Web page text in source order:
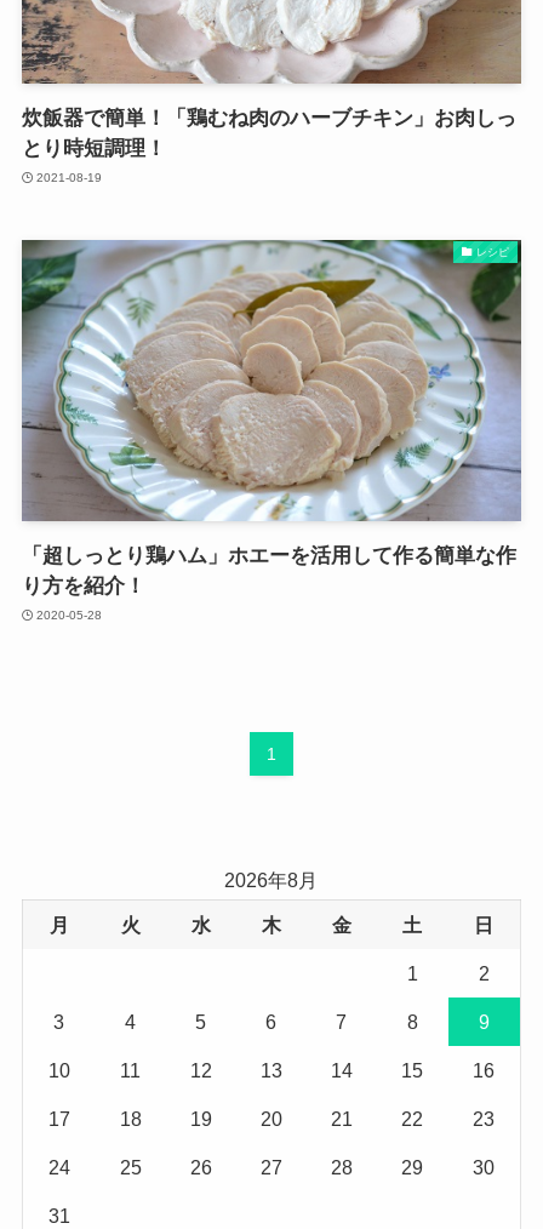
炊飯器で簡単！「鶏むね肉のハーブチキン」お肉しっ
とり時短調理！
2021-08-19
レシピ
「超しっとり鶏ハム」ホエーを活用して作る簡単な作
り方を紹介！
2020-05-28
1
2026年8月
月 火 水 木 金 土 日
1 2
3 4 5 6 7 8 9
10 11 12 13 14 15 16
17 18 19 20 21 22 23
24 25 26 27 28 29 30
31